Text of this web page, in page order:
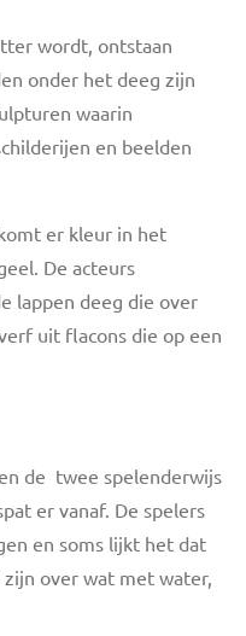
wordt, ontstaan
onder het deeg zijn
waarin
en beelden
er kleur in het
De acteurs
lappen deeg die over
uit flacons die op een
de twee spelenderwijs
er vanaf. De spelers
en soms lijkt het dat
over wat met water,